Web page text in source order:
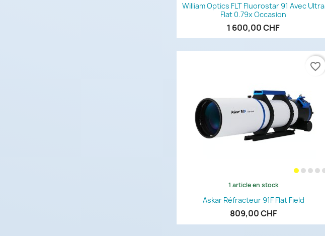
William Optics FLT Fluorostar 91 Avec Ultra
Flat 0.79x Occasion
1 600,00 CHF
Aperçu rapide
1 article en stock
Askar Réfracteur 91F Flat Field
809,00 CHF
favorite_border